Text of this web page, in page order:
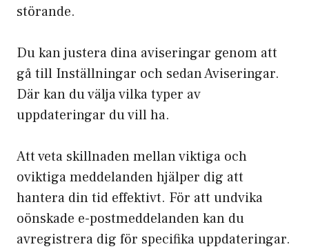
störande.
Du kan justera dina aviseringar genom att
gå till Inställningar och sedan Aviseringar.
Där kan du välja vilka typer av
uppdateringar du vill ha.
Att veta skillnaden mellan viktiga och
oviktiga meddelanden hjälper dig att
hantera din tid effektivt. För att undvika
oönskade e-postmeddelanden kan du
avregistrera dig för specifika uppdateringar.